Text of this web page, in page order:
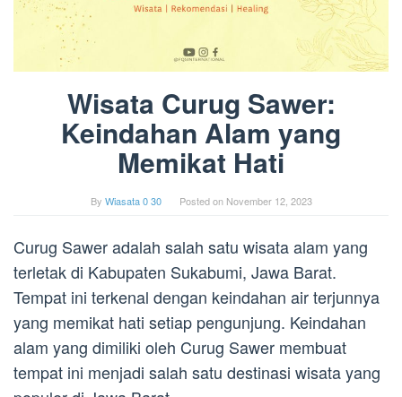
Wisata Curug Sawer:
Keindahan Alam yang
Memikat Hati
By Wiasata 0 30 Posted on November 12, 2023
Curug Sawer adalah salah satu wisata alam yang
terletak di Kabupaten Sukabumi, Jawa Barat.
Tempat ini terkenal dengan keindahan air terjunnya
yang memikat hati setiap pengunjung. Keindahan
alam yang dimiliki oleh Curug Sawer membuat
tempat ini menjadi salah satu destinasi wisata yang